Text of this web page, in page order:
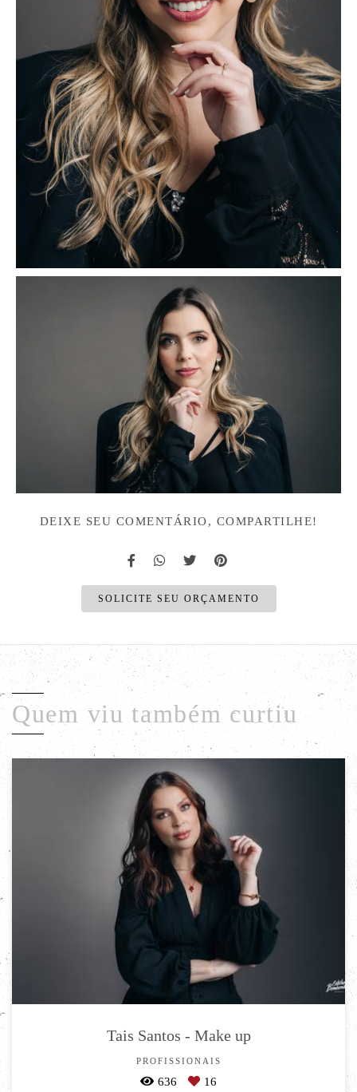
DEIXE SEU COMENTÁRIO, COMPARTILHE!
SOLICITE SEU ORÇAMENTO
Quem viu também curtiu
Tais Santos - Make up
PROFISSIONAIS
636 16